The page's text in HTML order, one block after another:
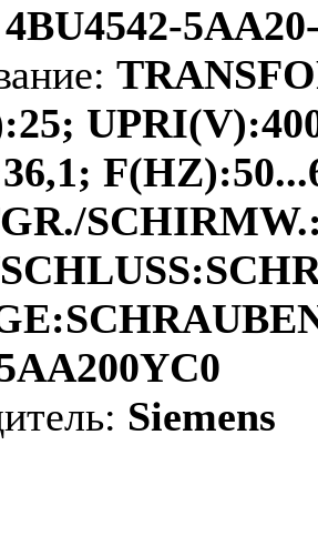
4BU4542-
Siemens